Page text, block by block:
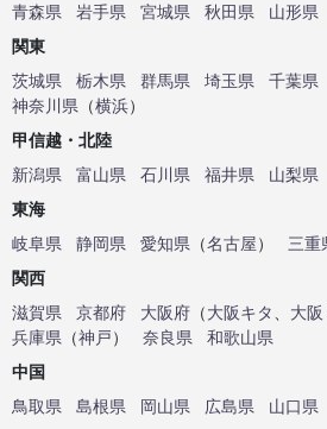
青森県
岩手県 宮城県 秋田県 山形県
関東
茨城県
栃木県 群馬県 埼玉県 千葉県
神奈川県 （横浜）
甲信越・北陸
新潟県
富山県 石川県 福井県 山梨県
東海
岐阜県
静岡県 愛知県 （名古屋）
三重
関西
滋賀県
京都府 大阪府 （大阪キタ 大阪
兵庫県 （神戸） 奈良県
和歌山県
中国
鳥取県
島根県 岡山県 広島県
山口県